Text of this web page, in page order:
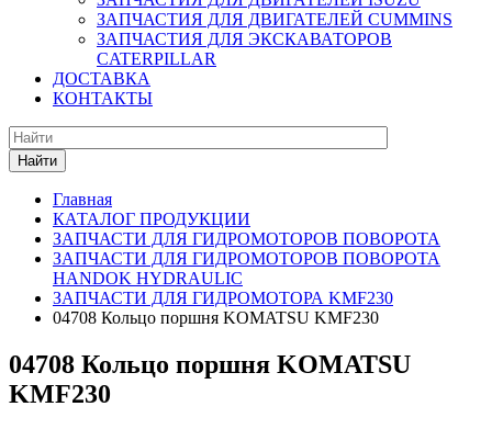
ЗАПЧАСТИЯ ДЛЯ ДВИГАТЕЛЕЙ CUMMINS
ЗАПЧАСТИЯ ДЛЯ ЭКСКАВАТОРОВ
CATERPILLAR
ДОСТАВКА
КОНТАКТЫ
Найти
Главная
КАТАЛОГ ПРОДУКЦИИ
ЗАПЧАСТИ ДЛЯ ГИДРОМОТОРОВ ПОВОРОТА
ЗАПЧАСТИ ДЛЯ ГИДРОМОТОРОВ ПОВОРОТА
HANDOK HYDRAULIC
ЗАПЧАСТИ ДЛЯ ГИДРОМОТОРА KMF230
04708 Кольцо поршня KOMATSU KMF230
04708 Кольцо поршня KOMATSU
KMF230